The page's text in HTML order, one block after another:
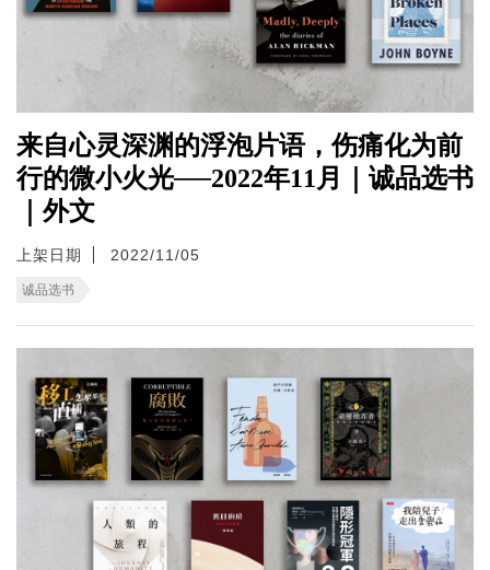
来自心灵深渊的浮泡片语，伤痛化为前
行的微小火光──2022年11月｜诚品选书
｜外文
上架日期 2022/11/05
诚品选书